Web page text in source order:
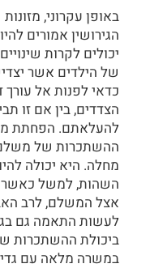
באופן עקרוני,
הגירושין אמורים
יכולים לקרות
של הילדים אשר
כדאי לפנות אל עורך
הצדדים, בין אם זו
להעלאתם. הפחתת
ההשתכרות של
מחלה. היא יכולה
השהות, למשל כאשר
אצל המשלם, לרב
לעשות התאמה גם
ביכולת ההשתכרות
במשרה מלאה עם